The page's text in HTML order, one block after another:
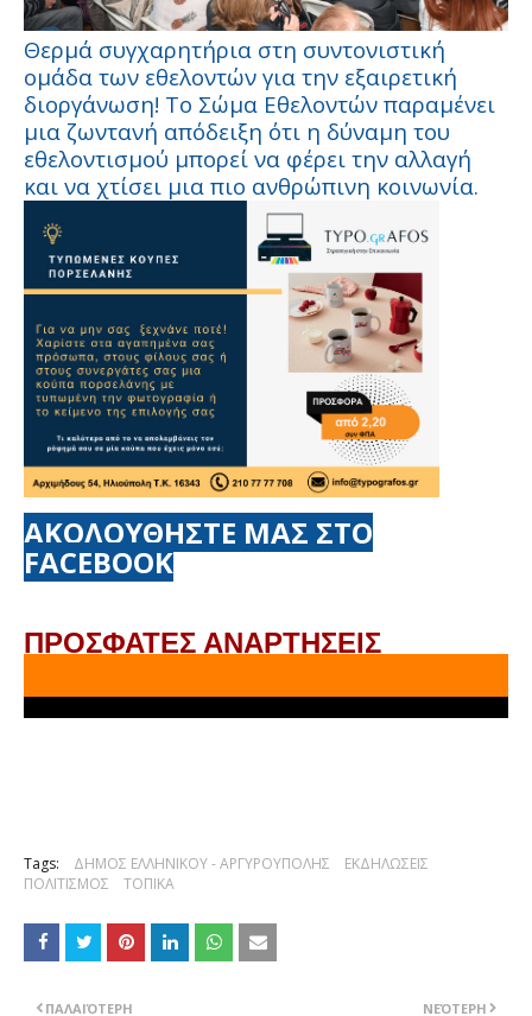
Θερμά συγχαρητήρια στη συντονιστική
ομάδα των εθελοντών για την εξαιρετική
διοργάνωση! Το Σώμα Εθελοντών παραμένει
μια ζωντανή απόδειξη ότι η δύναμη του
εθελοντισμού μπορεί να φέρει την αλλαγή
και να χτίσει μια πιο ανθρώπινη κοινωνία.
ΑΚΟΛΟΥΘΗΣΤΕ ΜΑΣ ΣΤΟ
FACEBOOK
ΠΡΟΣΦΑΤΕΣ ΑΝΑΡΤΗΣΕΙΣ
Tags: ΔΗΜΟΣ ΕΛΛΗΝΙΚΟΥ - ΑΡΓΥΡΟΥΠΟΛΗΣ
ΕΚΔΗΛΩΣΕΙΣ
ΠΟΛΙΤΙΣΜΟΣ
ΤΟΠΙΚΑ
ΝΕΌΤΕΡΗ
ΠΑΛΑΙΌΤΕΡΗ